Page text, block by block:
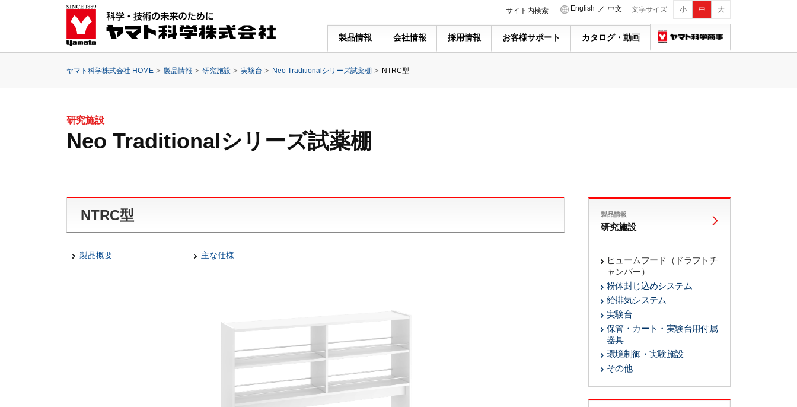
文字サイズ 小 中 大
English ／ 中文
サイト内検索
製品情報 会社情報 採用情報 お客様サポート カタログ・動画
ヤマト科学株式会社 HOME 製品情報 研究施設 実験台 Neo Traditionalシリーズ試薬棚 NTRC型
研究施設
Neo Traditionalシリーズ試薬棚
NTRC型
製品概要 主な仕様
製品情報
研究施設
ヒュームフード（ドラフトチ
ャンバー）
粉体封じ込めシステム
給排気システム
実験台
保管・カート・実験台用付属
器具
環境制御・実験施設
その他